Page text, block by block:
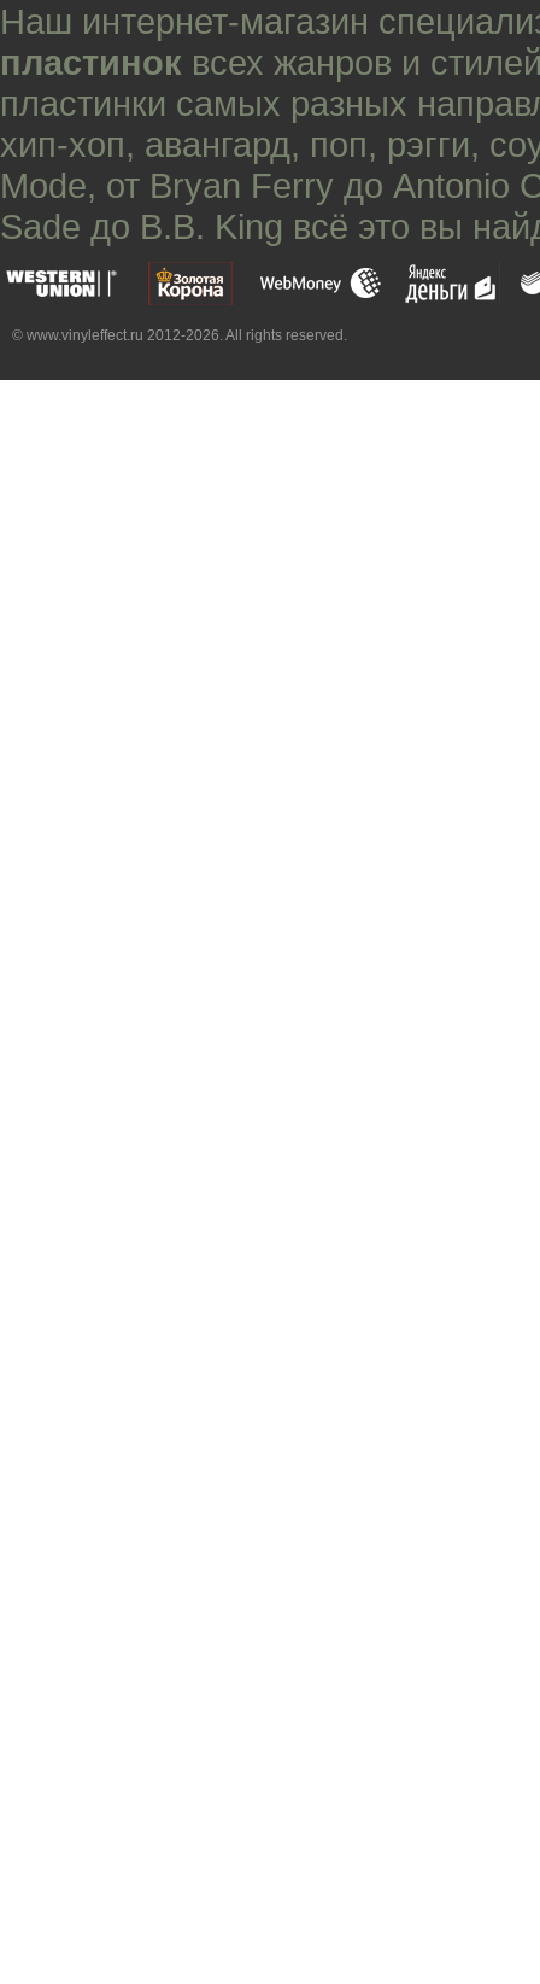
Наш интернет-магазин
пластинок всех жанров и
пластинки самых разных
хип-хоп, авангард, поп, рэгги,
Mode, от Bryan Ferry до Antonio
Sade до B.B. King всё это вы
© www.vinyleffect.ru 2012-2026. All rights reserved.